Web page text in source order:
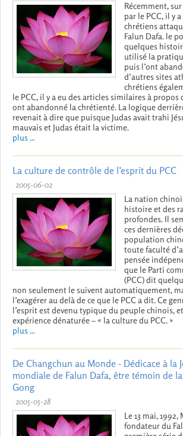
Récemment,
par le PCC, il y
chrétiens
Falun Dafa. le
quelques
utilisé la
puis l’ont
d’autres sites
chrétiens
le PCC, il y a eu des articles similaires à propos
ont abandonné la chrétienté. La logique
revenait à dire que puisque Judas avait trahi
mauvais et Judas était la victime.
plus ...
La culture de contrôle de l’esprit du PCC
2005-06-02
La nation
histoire et des
profondes. Il
ces dernières
population
toute faculté
pensée
que le Parti
(PCC) dit
non seulement le suivent automatiquement,
l’exagérer au delà de ce que le PCC a dit. Ce
l’esprit est devenu typique du peuple chinois,
expérience dénaturée – « la culture du PCC. »
plus ...
De Changchun au Monde - Dédicace à la
mondiale de Falun Dafa, être témoin de
Gong
2005-05-28
Le 13 mai,
fondateur du